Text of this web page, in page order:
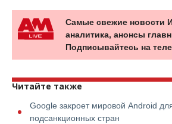
Самые свежие новости
аналитика, анонсы
Подписывайтесь на
Читайте также
Google закроет мировой Android
подсанкционных стран